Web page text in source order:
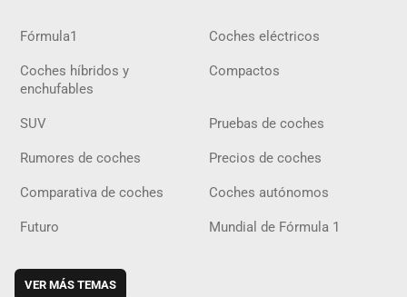
Fórmula1 Coches eléctricos
Coches híbridos y
enchufables
Compactos
SUV Pruebas de coches
Rumores de coches Precios de coches
Comparativa de coches Coches autónomos
Futuro Mundial de Fórmula 1
VER MÁS TEMAS